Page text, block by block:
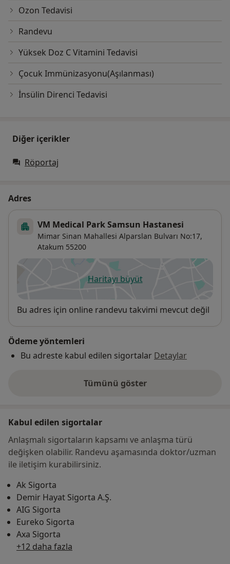
Ozon Tedavisi
Randevu
Yüksek Doz C Vitamini Tedavisi
Çocuk Immünizasyonu(Aşılanması)
İnsülin Direnci Tedavisi
Diğer içerikler
Röportaj
Adres
VM Medical Park Samsun Hastanesi
Mimar Sinan Mahallesi Alparslan Bulvarı No:17,
Atakum 55200
Haritayı büyütyeni bir sekmede açılır
Uygunluk
Bu adres için online randevu takvimi mevcut değil
Ödeme yöntemleri
Bu adreste kabul edilen sigortalar Detaylar
Tümünü göster
adres hakkında
Kabul edilen sigortalar
Anlaşmalı sigortaların kapsamı ve anlaşma türü
değişken olabilir. Randevu aşamasında doktor/uzman
ile iletişim kurabilirsiniz.
Ak Sigorta
Demir Hayat Sigorta A.Ş.
AIG Sigorta
Eureko Sigorta
Axa Sigorta
+12 daha fazla